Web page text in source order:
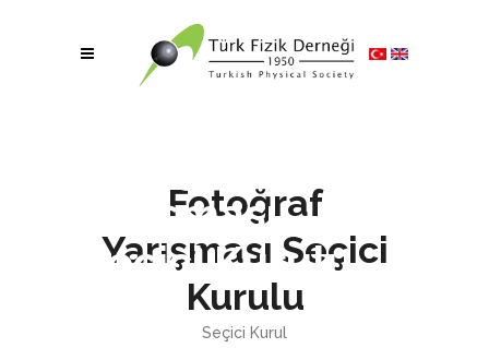
Yarışması
Seçici Kurulu
Fotoğraf
Yarışması Seçici
Kurulu
Seçici Kurul